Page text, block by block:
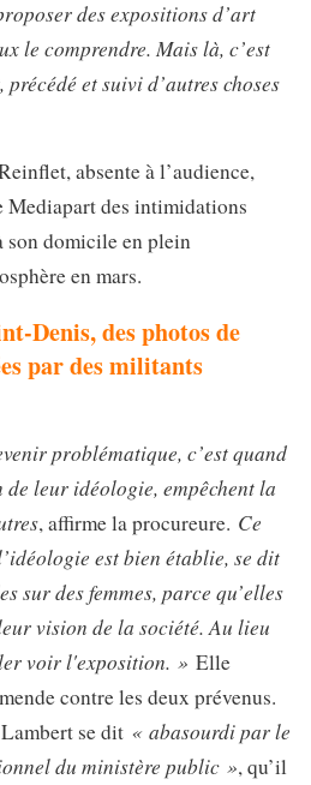
des expositions d’art
le comprendre. Mais là, c’est
et suivi d’autres choses
absente à l’audience,
Mediapart des intimidations
son domicile en plein
en mars.
Denis, des photos de
par des militants
problématique, c’est quand
de leur idéologie, empêchent la
, affirme la procureure. Ce
est bien établie, se dit
sur des femmes, parce qu’elles
vision de la société. Au lieu
voir l'exposition. » Elle
contre les deux prévenus.
Lambert se dit « abasourdi par le
du ministère public », qu’il